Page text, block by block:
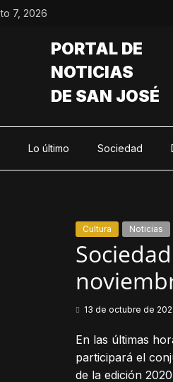
7, 2026
PORTAL DE
NOTICIAS
DE SAN JOSÉ
Lo último Sociedad
Cultura Noticias
13 de octubre de
En las últimas
participará el
de la edición